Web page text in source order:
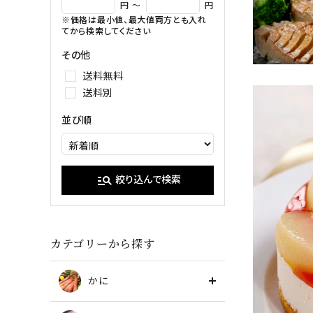
甘エビ
イクラ
たらこ・
円 ～
円
※価格は最小値、最大値両方とも入れ
てから検索してください
その他
送料無料
送料別
並び順
manage_search 絞り込んで検索
カテゴリーから探す
かに